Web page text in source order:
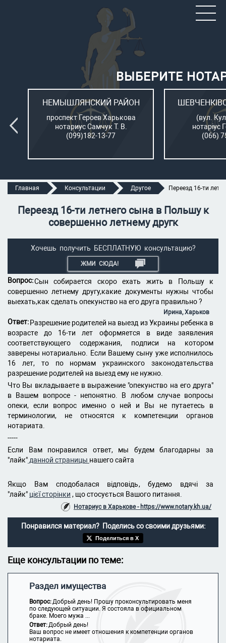
ВЫБЕРИТЕ
НЕМЫШЛЯНСКИЙ РАЙОН
проспект Героев Харькова
нотариус Самчук Т. В.
(099)182-13-77
(вул.
нотаріус
(066)
Главная Консультации Другое Переезд 16-ти
Переезд 16-ти летнего сына в Польшу к
совершенно летнему другк
Хочешь получить БЕСПЛАТНУЮ консультацию?
ЖМИ СЮДА!
Вопрос:Сын собирается скоро ехать жить в Польшу к
совершенно летнему другу,какие документы нужны чтобы
выехать,как сделать опекунство на его друга правильно ?
Ирина, Харьков
Ответ: Разрешение родителей на выезд из Украины ребенка в
возрасте до 16-ти лет оформяется в виде заявления
соответствующего содержания, подписи на котором
заверены нотариально. Если Вашему сыну уже исполнилось
16 лет, то по нормам украинского законодательства
разрешение родителей на выезд ему не нужно.
Что Вы вкладываете в выражение "опекунство на его друга"
в Вашем вопросе - непонятно. В любом случае вопросы
опеки, если вопрос именно о ней и Вы не путаетесь в
терминологии, не относятся к компетенции органов
нотариата.
-----
Если Вам понравился ответ, мы будем благодарны за
"лайк" данной страницы нашего сайта
Якщо Вам сподобалася відповідь, будемо вдячі за
"лайк" цієї сторінки , що стосується Вашого питання.
Нотариус в Харькове - https://www.notary.kh.ua/
Понравился материал? Поделись со своими друзьями:
Поделиться в X
Еще консультации по теме:
Раздел имущества
Вопрос:Добрый день! Прошу проконсультировать меня
по следующей ситуации. Я состояла в официальном
браке. Моего мужа ...
Ответ:Добрый день!
Ваш вопрос не имеет отношения к компетенции органов
нотариата.